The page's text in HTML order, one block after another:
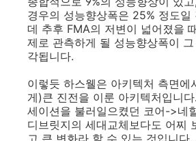
경우의 성능향상폭은 25% 정도일
데 추후 FMA의 저변이 넓어졌을
제로 관측하게 될 성능향상폭이
각됩니다.
이렇듯 하스웰은 아키텍처 측면에
게)큰 진전을 이룬 아키텍처입니
세이션을 불러일으켰던 코어->네
디브릿지의 세대교체보다도 어찌
고 큰 변화라 할 수 있는 것입니다